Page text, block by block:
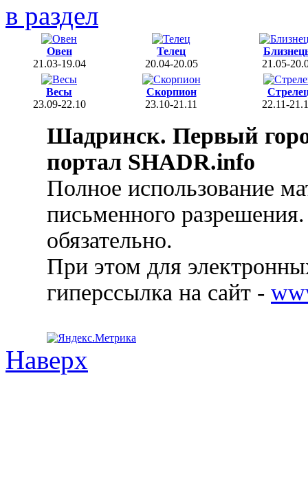
в раздел
Овен
21.03-19.04
Телец
20.04-20.05
21.05-
Весы
23.09-22.10
Скорпион
23.10-21.11
22.11-
Шадринск. Первый
портал SHADR.info
Полное использование
письменного
обязательно.
При этом для
гиперссылка на сайт -
Наверх